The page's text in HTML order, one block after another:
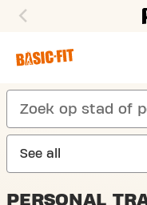
search
PERSONAL